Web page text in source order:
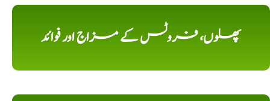
پھلوں، فروٹس کے مزاج اور فوائد